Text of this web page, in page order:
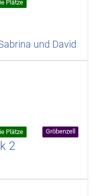
Plätze
und David
Plätze Gröbenzell
2